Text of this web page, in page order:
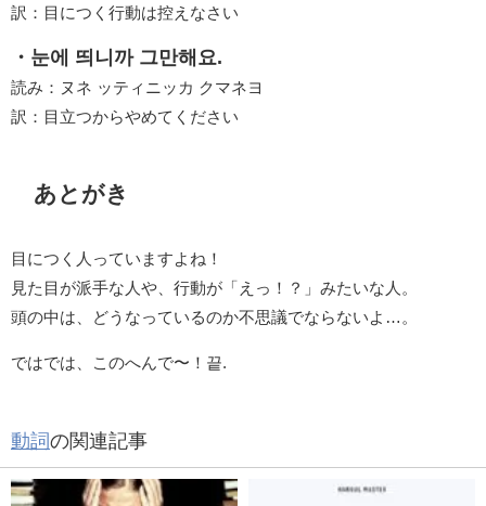
訳：目につく行動は控えなさい
・눈에 띄니까 그만해요.
読み：ヌネ ッティニッカ クマネヨ
訳：目立つからやめてください
あとがき
目につく人っていますよね！
見た目が派手な人や、行動が「えっ！？」みたいな人。
頭の中は、どうなっているのか不思議でならないよ…。
ではでは、このへんで〜！끝.
動詞の関連記事